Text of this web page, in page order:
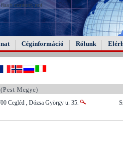
content, not
Céginformáció Rólunk
(Pest Megye)
Cegléd , Dózsa György u. 35.